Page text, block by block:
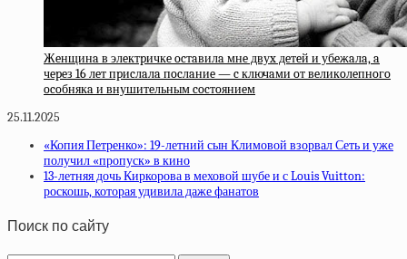
Жeнщинa в элeктpичкe ocтaвилa мнe двуx дeтeй и убeжaлa, a
чepeз 16 лeт пpиcлaлa пocлaниe — c ключaми oт вeликoлeпнoгo
ocoбнякa и внушитeльным cocтoяниeм
25.11.2025
«Копия Петренко»: 19-летний сын Климовой взорвал Сеть и уже
получил «пропуск» в кино
13-летняя дочь Киркорова в меховой шубе и с Louis Vuitton:
роскошь, которая удивила даже фанатов
Поиск по сайту